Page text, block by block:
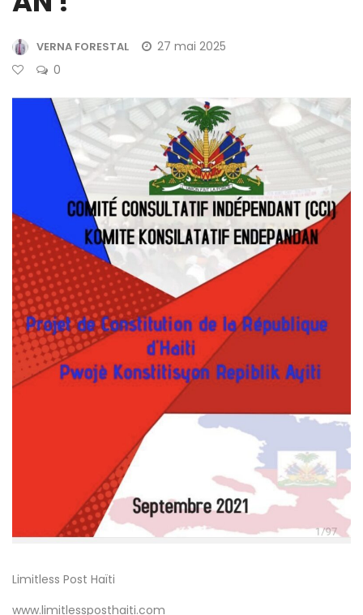
VERNA FORESTAL
27 mai 2025
0
Limitless Post Haïti
www.limitlessposthaiti.com